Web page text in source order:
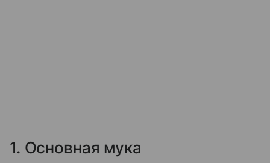
1. Основная мука